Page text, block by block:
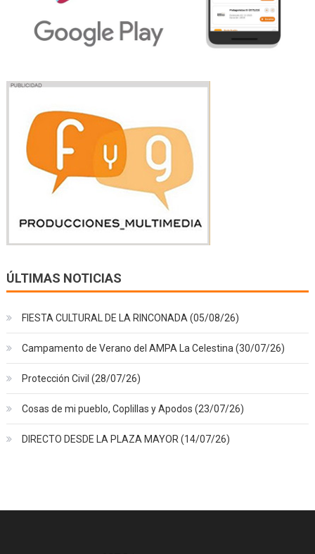
ÚLTIMAS NOTICIAS
FIESTA CULTURAL DE LA RINCONADA (05/08/26)
Campamento de Verano del AMPA La Celestina (30/07/26)
Protección Civil (28/07/26)
Cosas de mi pueblo, Coplillas y Apodos (23/07/26)
DIRECTO DESDE LA PLAZA MAYOR (14/07/26)